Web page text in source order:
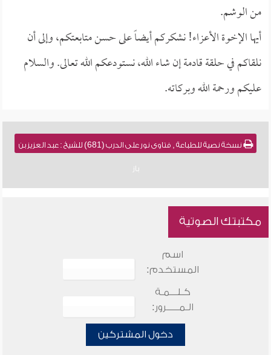
من الوشم.
أيها الإخوة الأعزاء! نشكركم أيضاً على حسن متابعتكم، وإلى أن
نلقاكم في حلقة قادمة إن شاء الله، نستودعكم الله تعالى. والسلام
عليكم ورحمة الله وبركاته.
نسخة نصية للطباعة , فتاوى نور على الدرب (681) للشيخ : عبد العزيز بن
باز
مكتبتك الصوتية
اسم
المستخدم:
كـلـــمـة
الـمـــــرور:
دخول المشتركين